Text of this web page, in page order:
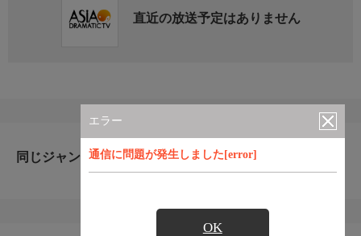
エラー
通信に問題が発生しました[error]
OK
直近の放送予定はありません
同じジャンルのおすすめ番組